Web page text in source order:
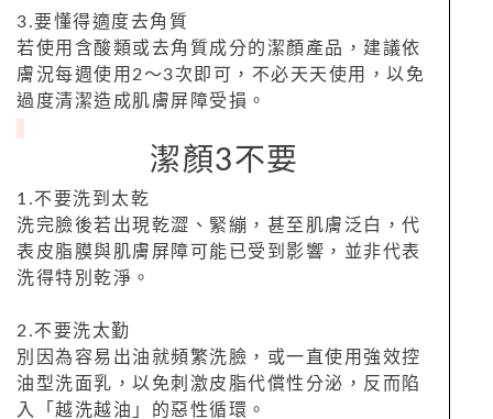
3.要懂得適度去角質
若使用含酸類或去角質成分的潔顏產品，建議依
膚況每週使用2～3次即可，不必天天使用，以免
過度清潔造成肌膚屏障受損。
潔顏3不要
1.不要洗到太乾
洗完臉後若出現乾澀、緊繃，甚至肌膚泛白，代
表皮脂膜與肌膚屏障可能已受到影響，並非代表
洗得特別乾淨。
2.不要洗太勤
別因為容易出油就頻繁洗臉，或一直使用強效控
油型洗面乳，以免刺激皮脂代償性分泌，反而陷
入「越洗越油」的惡性循環。